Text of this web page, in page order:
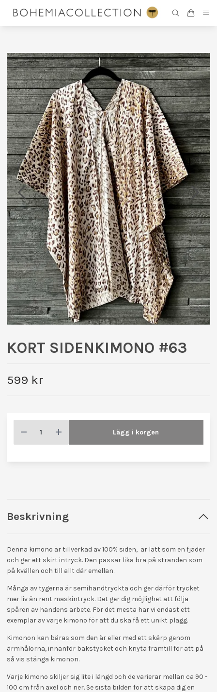
KORT SIDENKIMONO #63
599 kr
Lägg i korgen
Beskrivning
Denna kimono är tillverkad av 100% siden, är lätt som en fjäder
och ger ett skirt intryck. Den passar lika bra på stranden som
på kvällen och till allt där emellan.
Många av tygerna är semihandtryckta och ger därför trycket
mer liv än rent maskintryck. Det ger dig möjlighet att följa
spåren av handens arbete. För det mesta har vi endast ett
exemplar av varje kimono för att du ska få ett unikt plagg.
Kimonon kan bäras som den är eller med ett skärp genom
ärmhålorna, innanför bakstycket och knyta framtill för att på
så vis stänga kimonon.
Varje kimono skiljer sig lite i längd och de varierar mellan ca 90 -
100 cm från axel och ner. Se sista bilden för att skapa dig en